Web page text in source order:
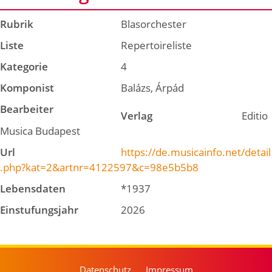
Rubrik
Blasorchester
Liste
Repertoireliste
Kategorie
4
Komponist
Balázs, Árpád
Bearbeiter
Verlag
Editio
Musica Budapest
Url
https://de.musicainfo.net/detail
.php?kat=2&artnr=4122597&c=98e5b5b8
Lebensdaten
*1937
Einstufungsjahr
2026
Datenschutz Impressum